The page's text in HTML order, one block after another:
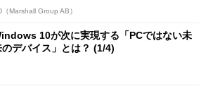
（Marshall Group AB）
10が次に実現する「PCではない未
のデバイス」とは？ (1/4)